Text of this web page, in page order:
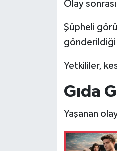
Olay
Şüpheli
Yetkililer,
Gıda
Yaşanan